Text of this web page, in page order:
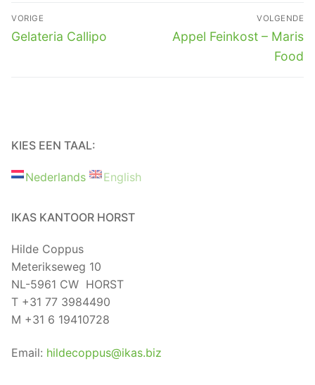
Berichtnavigatie
VORIGE
Vorig
Gelateria Callipo
VOLGENDE
Volgend
Appel Feinkost – Maris
Food
KIES EEN TAAL:
Nederlands English
IKAS KANTOOR HORST
Hilde Coppus
Meterikseweg 10
NL-5961 CW HORST
T +31 77 3984490
M +31 6 19410728
Email: hildecoppus@ikas.biz